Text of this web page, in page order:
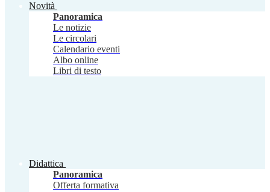
Novità
Panoramica
Le notizie
Le circolari
Calendario eventi
Albo online
Libri di testo
Didattica
Panoramica
Offerta formativa